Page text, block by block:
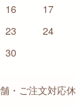
16 17
23 24
30
・ご注文対応